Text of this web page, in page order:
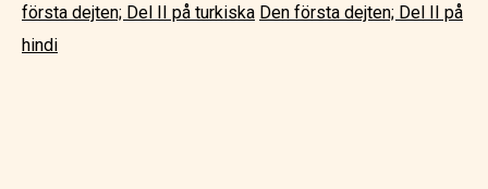
första dejten; Del II på turkiska Den första dejten; Del II på
hindi